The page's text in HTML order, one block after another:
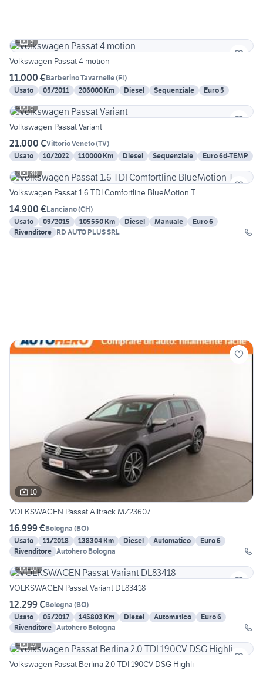
5
Volkswagen Passat 4 motion
11.000 €Barberino Tavarnelle(FI)
Usato
05/2011 206000 Km Diesel Sequenziale
Euro 5
6
Volkswagen Passat Variant
21.000 €Vittorio Veneto(TV)
Usato
10/2022 110000 Km Diesel Sequenziale
Euro 6d-TEMP
30
Volkswagen Passat 1.6 TDI Comfortline BlueMotion T
14.900 €Lanciano(CH)
Usato
09/2015 105550 Km Diesel Manuale
Euro 6
Rivenditore RD AUTO PLUS SRL
10
VOLKSWAGEN Passat Alltrack MZ23607
16.999 €Bologna (BO)
Usato
11/2018 138304 Km Diesel Automatico
Euro 6
Rivenditore Autohero Bologna
10
VOLKSWAGEN Passat Variant DL83418
12.299 €Bologna (BO)
Usato
05/2017 145803 Km Diesel Automatico
Euro 6
Rivenditore Autohero Bologna
19
Volkswagen Passat Berlina 2.0 TDI 190CV DSG Highli